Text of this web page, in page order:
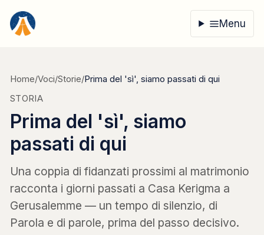
Menu
Home/Voci/Storie/Prima del 'sì', siamo passati di qui
STORIA
Prima del 'sì', siamo
passati di qui
Una coppia di fidanzati prossimi al matrimonio
racconta i giorni passati a Casa Kerigma a
Gerusalemme — un tempo di silenzio, di
Parola e di parole, prima del passo decisivo.